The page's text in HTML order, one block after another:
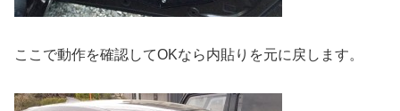
ここで動作を確認してOKなら内貼りを元に戻します。